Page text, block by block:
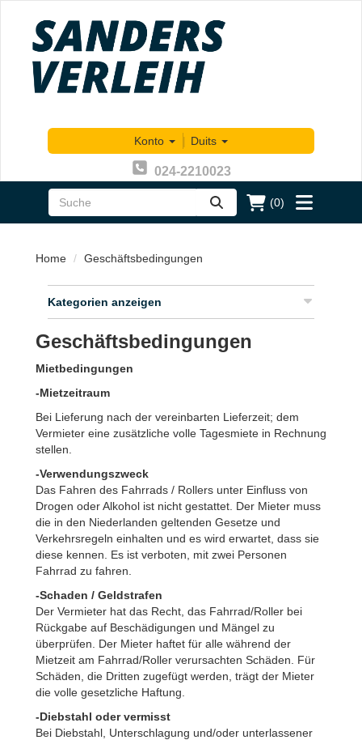
Konto | Duits
024-2210023
zoeken
(0)
Toggle
menu
Home Geschäftsbedingungen
Kategorien anzeigen
Geschäftsbedingungen
Mietbedingungen
-Mietzeitraum
Bei Lieferung nach der vereinbarten Lieferzeit; dem
Vermieter eine zusätzliche volle Tagesmiete in Rechnung
stellen.
-Verwendungszweck
Das Fahren des Fahrrads / Rollers unter Einfluss von
Drogen oder Alkohol ist nicht gestattet. Der Mieter muss
die in den Niederlanden geltenden Gesetze und
Verkehrsregeln einhalten und es wird erwartet, dass sie
diese kennen. Es ist verboten, mit zwei Personen
Fahrrad zu fahren.
-Schaden / Geldstrafen
Der Vermieter hat das Recht, das Fahrrad/Roller bei
Rückgabe auf Beschädigungen und Mängel zu
überprüfen. Der Mieter haftet für alle während der
Mietzeit am Fahrrad/Roller verursachten Schäden. Für
Schäden, die Dritten zugefügt werden, trägt der Mieter
die volle gesetzliche Haftung.
-Diebstahl oder vermisst
Bei Diebstahl, Unterschlagung und/oder unterlassener